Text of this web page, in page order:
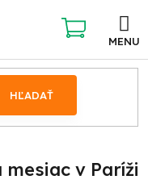
HĽADAŤ
NÁKUPNÝ
KOŠÍK
v Paríži